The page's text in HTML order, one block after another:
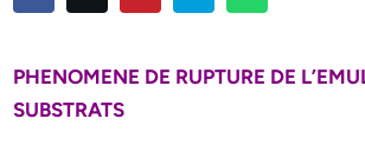
PHENOMENE DE RUPTURE DE
SUBSTRATS